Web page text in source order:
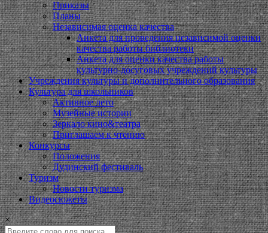
Приказы
Планы
Независимая оценка качества
Анкета для проведения независимой оценки
качества работы библиотеки
Анкета для оценки качества работы
культурно-досуговых учреждений культуры
Учреждения культуры и дополнительного образования
Культура для школьников
Активное лето
Музейные истории
Зеркало кино&театра
Приглашаем к чтению
Конкурсы
Положения
Дудинский фестиваль
Туризм
Новости туризма
Видеосюжеты
×